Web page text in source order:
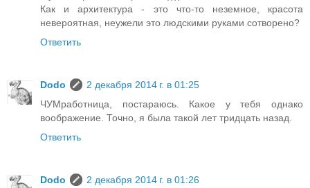
Как и архитектура - это что-то неземное, красота
невероятная, неужели это людскими руками сотворено?
Ответить
Dodo
2 декабря 2014 г. в 01:25
ЧУМработница, постараюсь. Какое у тебя однако
воображение. Точно, я была такой лет тридцать назад.
Ответить
Dodo
2 декабря 2014 г. в 01:26